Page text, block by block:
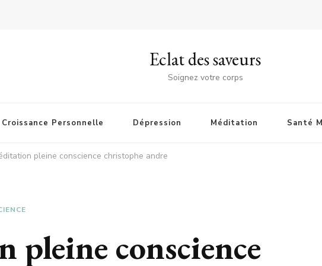
Eclat des saveurs
Soignez votre corps
Croissance Personnelle Dépression Méditation Santé
pleine conscience christophe andre
conscience